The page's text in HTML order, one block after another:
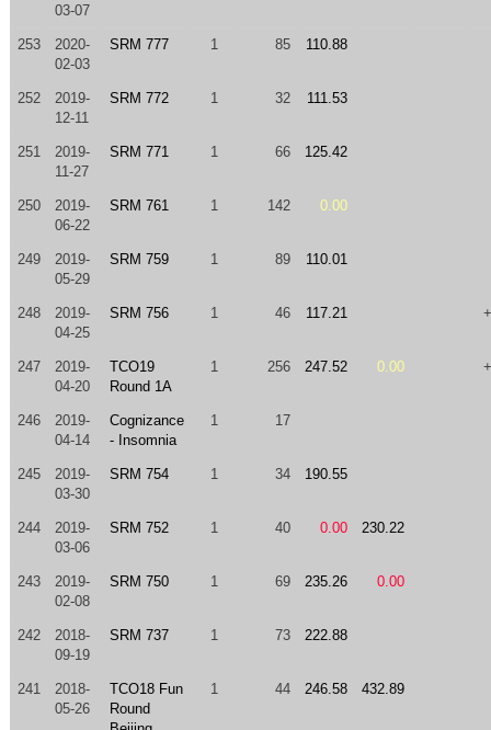
03-07
253
2020-
02-03
SRM 777 1 85 110.88
252
2019-
12-11
SRM 772 1 32 111.53
251
2019-
11-27
SRM 771 1 66 125.42
250
2019-
06-22
SRM 761 1 142 0.00
249
2019-
05-29
SRM 759 1 89 110.01
248
2019-
04-25
SRM 756 1 46 117.21
247
2019-
04-20
TCO19
Round 1A
1 256 247.52 0.00
246
2019-
04-14
Cognizance
- Insomnia
1 17
245
2019-
03-30
SRM 754 1 34 190.55
244
2019-
03-06
SRM 752 1 40 0.00 230.22
243
2019-
02-08
SRM 750 1 69 235.26 0.00
242
2018-
09-19
SRM 737 1 73 222.88
241
2018-
05-26
TCO18 Fun
Round
1 44 246.58 432.89